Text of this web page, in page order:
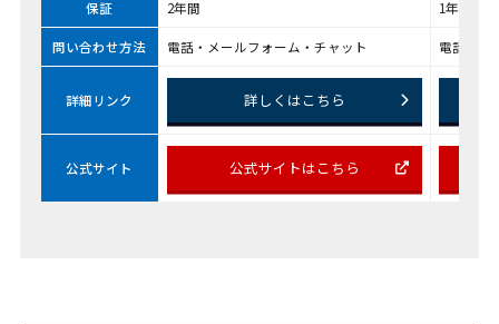
保証 2年間 1年間
問い合わせ方法 電話・メールフォーム・チャット 電話・メ
詳細リンク 詳しくはこちら
公式サイト 公式サイトはこちら